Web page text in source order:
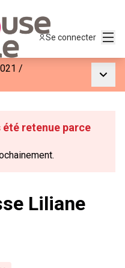
Se connecter
/
retenue parce
Liliane